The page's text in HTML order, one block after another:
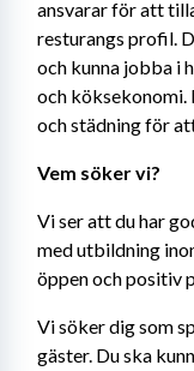
ansvarar för att
resturangs profil.
och kunna jobba i
och köksekonomi.
och städning för
Vem söker vi?
Vi ser att du har
med utbildning
öppen och positiv
Vi söker dig som
gäster. Du ska